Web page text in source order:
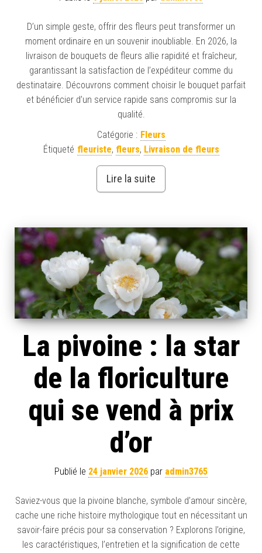
D’un simple geste, offrir des fleurs peut transformer un
moment ordinaire en un souvenir inoubliable. En 2026, la
livraison de bouquets de fleurs allie rapidité et fraîcheur,
garantissant la satisfaction de l’expéditeur comme du
destinataire. Découvrons comment choisir le bouquet parfait
et bénéficier d’un service rapide sans compromis sur la
qualité.
Catégorie : Fleurs
Étiqueté fleuriste, fleurs, Livraison de fleurs
Lire la suite
La pivoine : la star
de la floriculture
qui se vend à prix
d’or
Publié le 24 janvier 2026 par admin3765
Saviez-vous que la pivoine blanche, symbole d’amour sincère,
cache une riche histoire mythologique tout en nécessitant un
savoir-faire précis pour sa conservation ? Explorons l’origine,
les caractéristiques, l’entretien et la signification de cette